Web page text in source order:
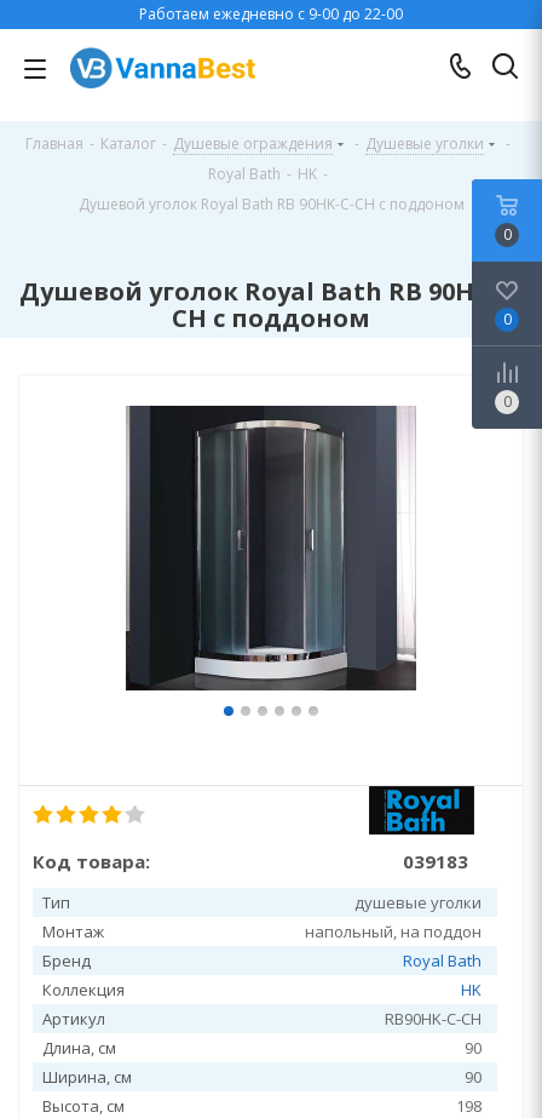
Работаем ежедневно с 9-00 до 22-00
Главная - Каталог - Душевые ограждения - Душевые уголки
-
Royal Bath - HK -
Душевой уголок Royal Bath RB 90HK-C-CH с поддоном
Душевой уголок Royal Bath RB 90HK-C-
CH с поддоном
Код товара: 039183
Тип
душевые уголки
Монтаж
напольный, на поддон
Бренд
Royal Bath
Коллекция
HK
Артикул
RB90HK-C-CH
Длина, см
90
Ширина, см
90
Высота, см
198
0
0
0